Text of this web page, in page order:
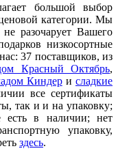
большой выбор
категории. Мы
не разочарует Вашего
низкосортные
37 поставщиков, из
Красный Октябрь,
Киндери сладкие
все сертификаты
так и и на упаковку;
в наличии; нет
упаковку,
здесь.